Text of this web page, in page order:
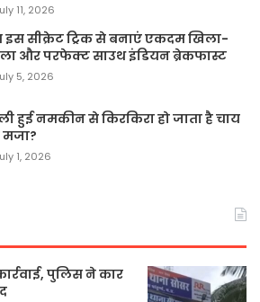
11, 2026
इस सीक्रेट ट्रिक से बनाएं एकदम खिला-
और परफेक्ट साउथ इंडियन ब्रेकफास्ट
5, 2026
हुई नमकीन से किरकिरा हो जाता है चाय
मजा?
1, 2026
पुलिस ने कार